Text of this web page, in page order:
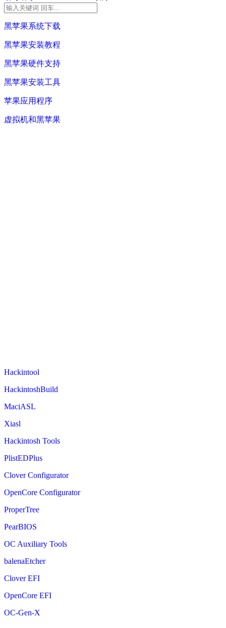
黑苹果系统下载
黑苹果安装教程
黑苹果硬件支持
黑苹果安装工具
苹果应用程序
虚拟机和黑苹果
Hackintool
HackintoshBuild
MaciASL
Xiasl
Hackintosh Tools
PlistEDPlus
Clover Configurator
OpenCore Configurator
ProperTree
PearBIOS
OC Auxiliary Tools
balenaEtcher
Clover EFI
OpenCore EFI
OC-Gen-X